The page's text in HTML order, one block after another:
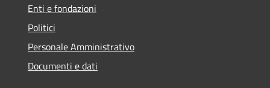
Enti e fondazioni
Politici
Personale Amministrativo
Documenti e dati